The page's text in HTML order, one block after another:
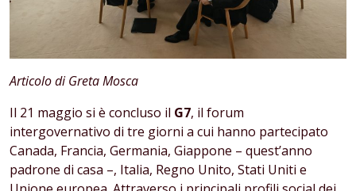
Articolo di Greta Mosca
Il 21 maggio si è concluso il G7, il forum
intergovernativo di tre giorni a cui hanno partecipato
Canada, Francia, Germania, Giappone – quest’anno
padrone di casa –, Italia, Regno Unito, Stati Uniti e